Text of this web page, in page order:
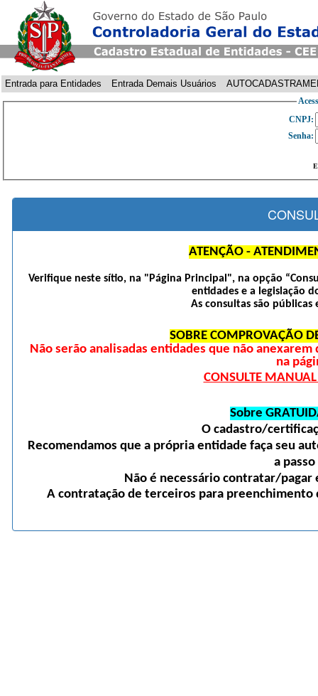
Entrada para Entidades Entrada Demais Usuários
CNPJ:
Senha:
ATENÇÃO -
Verifique neste sítio, na "Página Principal", na opção
entidades e a legislação
As consultas são públicas
SOBRE COMPROVAÇÃO
Não serão analisadas entidades que não
na
CONSULTE
Sobre
O cadastro/
Recomendamos que a própria entidade faça seu
a
Não é necessário contratar/
A contratação de terceiros para